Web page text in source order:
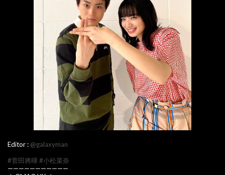
Editor : @galaxyman
#菅田將暉 #小松菜奈
———————————